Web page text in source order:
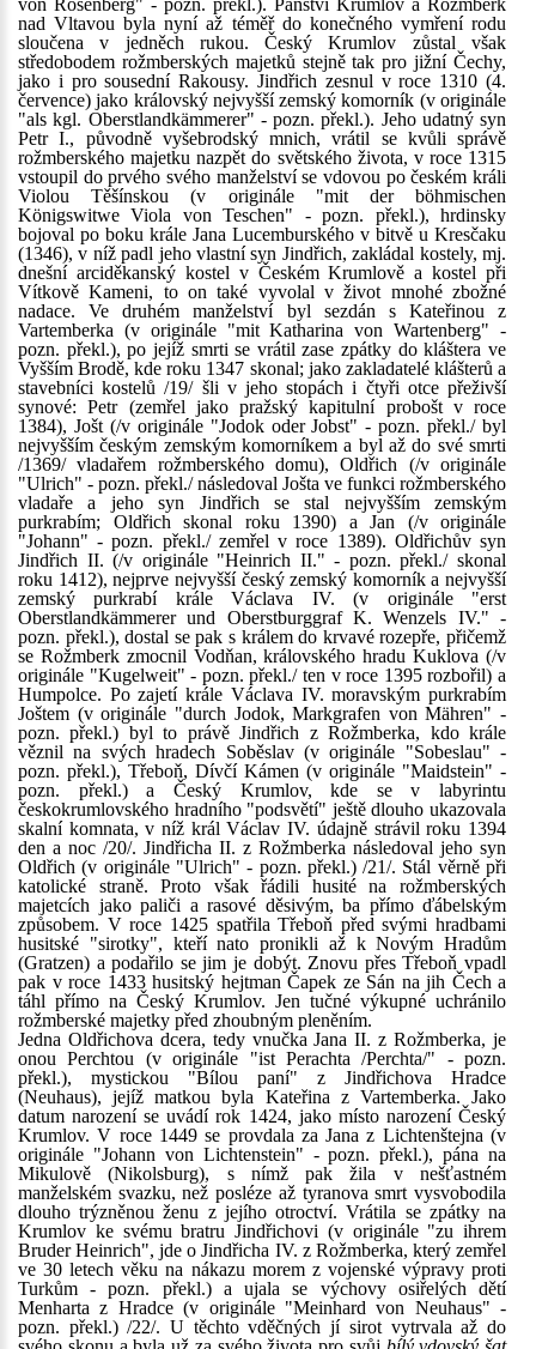
von Rosenberg" - pozn. překl.). Panství Krumlov a Rožmberk
nad Vltavou byla nyní až téměř do konečného vymření rodu
sloučena v jedněch rukou. Český Krumlov zůstal však
středobodem rožmberských majetků stejně tak pro jižní Čechy,
jako i pro sousední Rakousy. Jindřich zesnul v roce 1310 (4.
července) jako královský nejvyšší zemský komorník (v originále
"als kgl. Oberstlandkämmerer" - pozn. překl.). Jeho udatný syn
Petr I., původně vyšebrodský mnich, vrátil se kvůli správě
rožmberského majetku nazpět do světského života, v roce 1315
vstoupil do prvého svého manželství se vdovou po českém králi
Violou Těšínskou (v originále "mit der böhmischen
Königswitwe Viola von Teschen" - pozn. překl.), hrdinsky
bojoval po boku krále Jana Lucemburského v bitvě u Kresčaku
(1346), v níž padl jeho vlastní syn Jindřich, zakládal kostely, mj.
dnešní arciděkanský kostel v Českém Krumlově a kostel při
Vítkově Kameni, to on také vyvolal v život mnohé zbožné
nadace. Ve druhém manželství byl sezdán s Kateřinou z
Vartemberka (v originále "mit Katharina von Wartenberg" -
pozn. překl.), po jejíž smrti se vrátil zase zpátky do kláštera ve
Vyšším Brodě, kde roku 1347 skonal; jako zakladatelé klášterů a
stavebníci kostelů /19/ šli v jeho stopách i čtyři otce přeživší
synové: Petr (zemřel jako pražský kapitulní probošt v roce
1384), Jošt (/v originále "Jodok oder Jobst" - pozn. překl./ byl
nejvyšším českým zemským komorníkem a byl až do své smrti
/1369/ vladařem rožmberského domu), Oldřich (/v originále
"Ulrich" - pozn. překl./ následoval Jošta ve funkci rožmberského
vladaře a jeho syn Jindřich se stal nejvyšším zemským
purkrabím; Oldřich skonal roku 1390) a Jan (/v originále
"Johann" - pozn. překl./ zemřel v roce 1389). Oldřichův syn
Jindřich II. (/v originále "Heinrich II." - pozn. překl./ skonal
roku 1412), nejprve nejvyšší český zemský komorník a nejvyšší
zemský purkrabí krále Václava IV. (v originále "erst
Oberstlandkämmerer und Oberstburggraf K. Wenzels IV." -
pozn. překl.), dostal se pak s králem do krvavé rozepře, přičemž
se Rožmberk zmocnil Vodňan, královského hradu Kuklova (/v
originále "Kugelweit" - pozn. překl./ ten v roce 1395 rozbořil) a
Humpolce. Po zajetí krále Václava IV. moravským purkrabím
Joštem (v originále "durch Jodok, Markgrafen von Mähren" -
pozn. překl.) byl to právě Jindřich z Rožmberka, kdo krále
věznil na svých hradech Soběslav (v originále "Sobeslau" -
pozn. překl.), Třeboň, Dívčí Kámen (v originále "Maidstein" -
pozn. překl.) a Český Krumlov, kde se v labyrintu
českokrumlovského hradního "podsvětí" ještě dlouho ukazovala
skalní komnata, v níž král Václav IV. údajně strávil roku 1394
den a noc /20/. Jindřicha II. z Rožmberka následoval jeho syn
Oldřich (v originále "Ulrich" - pozn. překl.) /21/. Stál věrně při
katolické straně. Proto však řádili husité na rožmberských
majetcích jako paliči a rasové děsivým, ba přímo ďábelským
způsobem. V roce 1425 spatřila Třeboň před svými hradbami
husitské "sirotky", kteří nato pronikli až k Novým Hradům
(Gratzen) a podařilo se jim je dobýt. Znovu přes Třeboň vpadl
pak v roce 1433 husitský hejtman Čapek ze Sán na jih Čech a
táhl přímo na Český Krumlov. Jen tučné výkupné uchránilo
rožmberské majetky před zhoubným pleněním.
Jedna Oldřichova dcera, tedy vnučka Jana II. z Rožmberka, je
onou Perchtou (v originále "ist Perachta /Perchta/" - pozn.
překl.), mystickou "Bílou paní" z Jindřichova Hradce
(Neuhaus), jejíž matkou byla Kateřina z Vartemberka. Jako
datum narození se uvádí rok 1424, jako místo narození Český
Krumlov. V roce 1449 se provdala za Jana z Lichtenštejna (v
originále "Johann von Lichtenstein" - pozn. překl.), pána na
Mikulově (Nikolsburg), s nímž pak žila v nešťastném
manželském svazku, než posléze až tyranova smrt vysvobodila
dlouho trýzněnou ženu z jejího otroctví. Vrátila se zpátky na
Krumlov ke svému bratru Jindřichovi (v originále "zu ihrem
Bruder Heinrich", jde o Jindřicha IV. z Rožmberka, který zemřel
ve 30 letech věku na nákazu morem z vojenské výpravy proti
Turkům - pozn. překl.) a ujala se výchovy osiřelých dětí
Menharta z Hradce (v originále "Meinhard von Neuhaus" -
pozn. překl.) /22/. U těchto vděčných jí sirot vytrvala až do